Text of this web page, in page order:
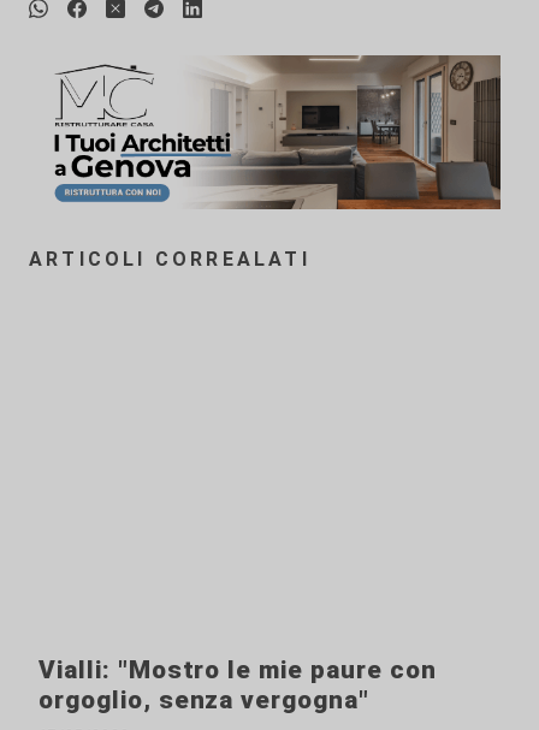
ARTICOLI CORREALATI
Vialli: "Mostro le mie paure con
orgoglio, senza vergogna"